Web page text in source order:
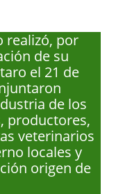
realizó, por
de su
el 21 de
de los
productores,
veterinarios
locales y
origen de